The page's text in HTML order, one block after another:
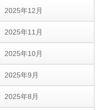
2025年12月
2025年11月
2025年10月
2025年9月
2025年8月